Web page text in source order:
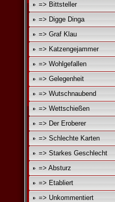
=> Bittsteller
=> Digge Dinga
=> Graf Klau
=> Katzengejammer
=> Wohlgefallen
=> Gelegenheit
=> Wutschnaubend
=> Wettschießen
=> Der Eroberer
=> Schlechte Karten
=> Starkes Geschlecht
=> Absturz
=> Etabliert
=> Unkommentiert